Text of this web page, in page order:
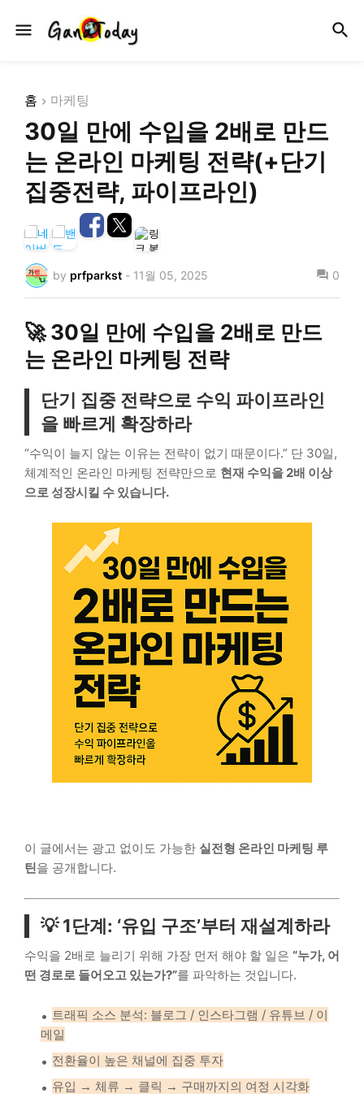
홈 마케팅
30일 만에 수입을 2배로 만드
는 온라인 마케팅 전략(+단기
집중전략, 파이프라인)
by prfparkst - 11월 05, 2025 0
🚀 30일 만에 수입을 2배로 만드
는 온라인 마케팅 전략
단기 집중 전략으로 수익 파이프라인
을 빠르게 확장하라
“수익이 늘지 않는 이유는 전략이 없기 때문이다.” 단 30일,
체계적인 온라인 마케팅 전략만으로 현재 수익을 2배 이상
으로 성장시킬 수 있습니다.
이 글에서는 광고 없이도 가능한 실전형 온라인 마케팅 루
틴을 공개합니다.
💡 1단계: ‘유입 구조’부터 재설계하라
수익을 2배로 늘리기 위해 가장 먼저 해야 할 일은 “누가, 어
떤 경로로 들어오고 있는가?”를 파악하는 것입니다.
트래픽 소스 분석: 블로그 / 인스타그램 / 유튜브 / 이
메일
전환율이 높은 채널에 집중 투자
유입 → 체류 → 클릭 → 구매까지의 여정 시각화